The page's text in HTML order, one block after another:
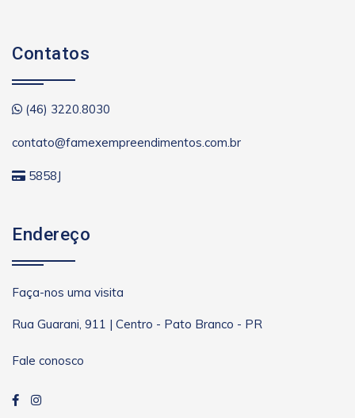
Contatos
(46) 3220.8030
contato@famexempreendimentos.com.br
5858J
Endereço
Faça-nos uma visita
Rua Guarani, 911 | Centro - Pato Branco - PR
Fale conosco